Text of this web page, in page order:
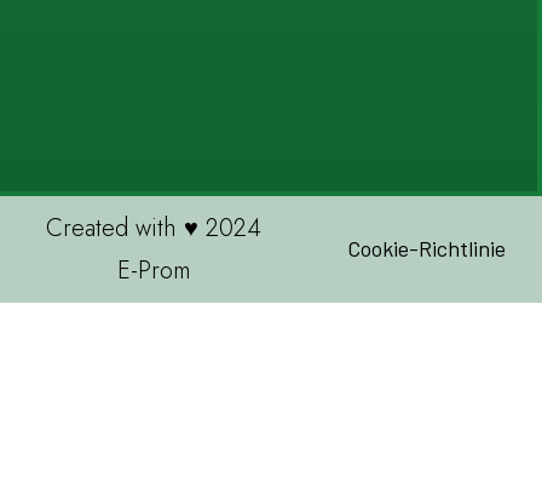
Created with ♥ 2024
E-Prom
Cookie-Richtlinie